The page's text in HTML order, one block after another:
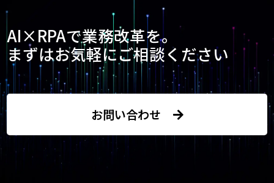
AI×RPAで業務改革を。
まずはお気軽にご相談ください
お問い合わせ